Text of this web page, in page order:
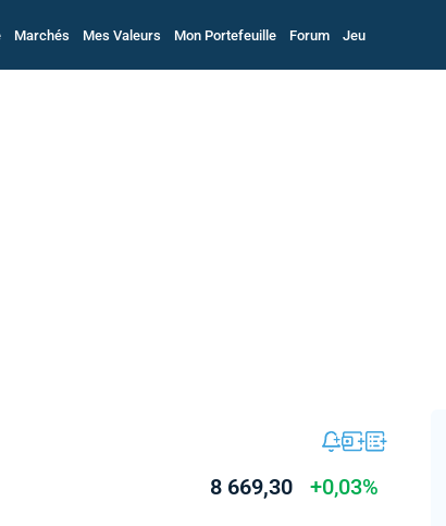
Marchés Mes Valeurs Mon Portefeuille Forum Jeu
8 669,30 +0,03%